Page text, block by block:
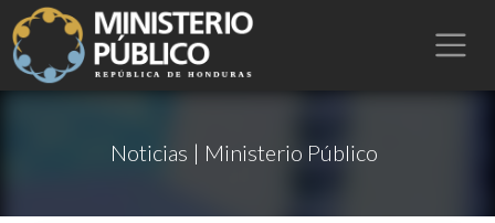
Noticias | Ministerio Público